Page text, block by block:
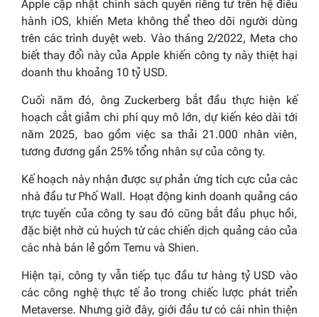
Apple cập nhật chính sách quyền riêng tư trên hệ điều
hành iOS, khiến Meta không thể theo dõi người dùng
trên các trình duyệt web. Vào tháng 2/2022, Meta cho
biết thay đổi này của Apple khiến công ty này thiệt hại
doanh thu khoảng 10 tỷ USD.
Cuối năm đó, ông Zuckerberg bắt đầu thực hiện kế
hoạch cắt giảm chi phí quy mô lớn, dự kiến kéo dài tới
năm 2025, bao gồm việc sa thải 21.000 nhân viên,
tương đương gần 25% tổng nhân sự của công ty.
Kế hoạch này nhận được sự phản ứng tích cực của các
nhà đầu tư Phố Wall. Hoạt động kinh doanh quảng cáo
trực tuyến của công ty sau đó cũng bắt đầu phục hồi,
đặc biệt nhờ cú huých từ các chiến dịch quảng cáo của
các nhà bán lẻ gồm Temu và Shien.
Hiện tại, công ty vẫn tiếp tục đầu tư hàng tỷ USD vào
các công nghệ thực tế ảo trong chiếc lược phát triển
Metaverse. Nhưng giờ đây, giới đầu tư có cái nhìn thiện